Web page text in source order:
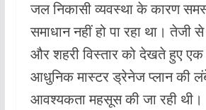
जल निकासी व्यवस्था के कारण
समाधान नहीं हो पा रहा था। तेजी
और शहरी विस्तार को देखते हुए एक
आधुनिक मास्टर ड्रेनेज प्लान की
आवश्यकता महसूस की जा रही थी।